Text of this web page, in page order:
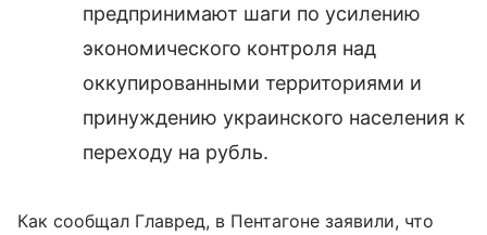
предпринимают шаги по усилению
экономического контроля над
оккупированными территориями и
принуждению украинского населения к
переходу на рубль.
Как сообщал Главред, в Пентагоне заявили, что